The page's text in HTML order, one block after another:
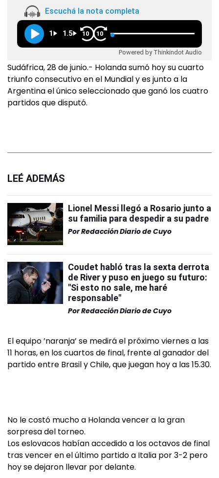
Escuchá la nota completa
1 1.5 10 10
Powered by Thinkindot Audio
Sudáfrica, 28 de junio.- Holanda sumó hoy su cuarto
triunfo consecutivo en el Mundial y es junto a la
Argentina el único seleccionado que ganó los cuatro
partidos que disputó.
LEÉ ADEMÁS
Lionel Messi llegó a Rosario junto a
su familia para despedir a su padre
PorRedacción Diario de Cuyo
Coudet habló tras la sexta derrota
de River y puso en juego su futuro:
"Si esto no sale, me haré
responsable"
PorRedacción Diario de Cuyo
El equipo ’naranja’ se medirá el próximo viernes a las
11 horas, en los cuartos de final, frente al ganador del
partido entre Brasil y Chile, que juegan hoy a las 15.30.
No le costó mucho a Holanda vencer a la gran
sorpresa del torneo.
Los eslovacos habían accedido a los octavos de final
tras vencer en el último partido a Italia por 3-2 pero
hoy se dejaron llevar por delante.